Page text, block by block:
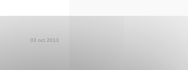
03 oct 2013